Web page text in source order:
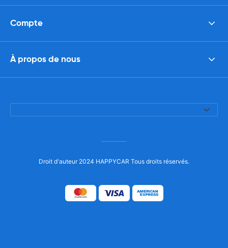
Compte
À propos de nous
Droit d'auteur 2024 HAPPYCAR Tous droits réservés.